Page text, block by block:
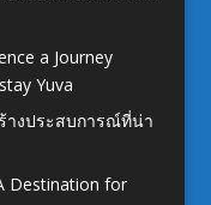
a Journey
Yuva
างประสบการณ์ที่น่า
Destination for